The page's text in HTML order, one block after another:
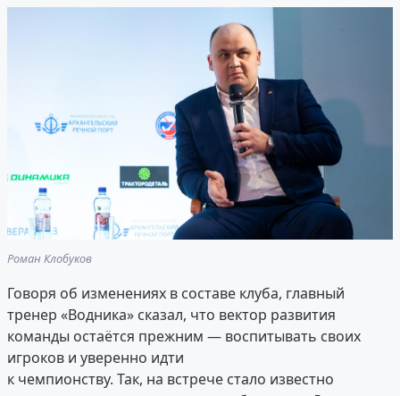
Роман Клобуков
Говоря об изменениях в составе клуба, главный
тренер «Водника» сказал, что вектор развития
команды остаётся прежним — воспитывать своих
игроков и уверенно идти
к чемпионству. Так, на встрече стало известно